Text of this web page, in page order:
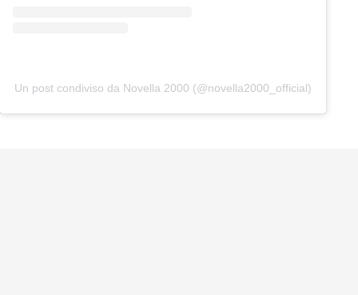
Un post condiviso da Novella 2000 (@novella2000_official)